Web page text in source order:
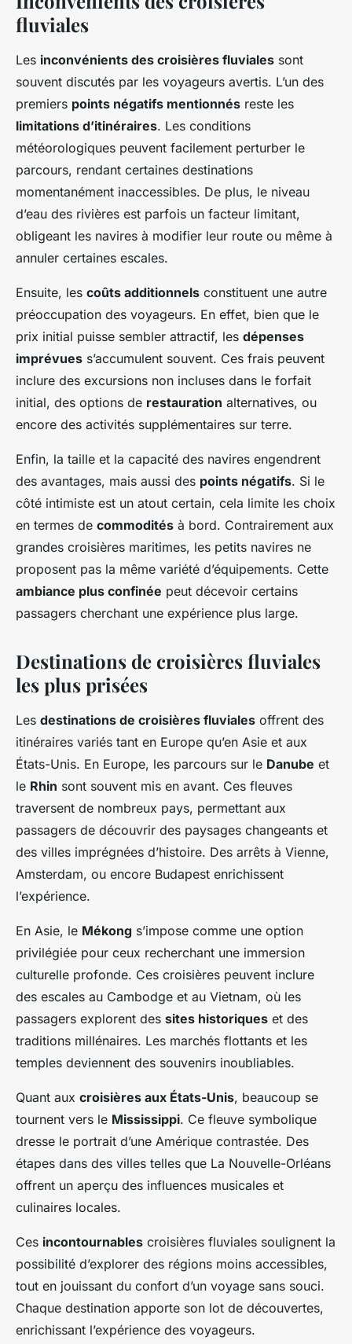
fluviales
Les inconvénients des croisières fluviales sont
souvent discutés par les voyageurs avertis. L’un des
premiers points négatifs mentionnés reste les
limitations d’itinéraires. Les conditions
météorologiques peuvent facilement perturber le
parcours, rendant certaines destinations
momentanément inaccessibles. De plus, le niveau
d’eau des rivières est parfois un facteur limitant,
obligeant les navires à modifier leur route ou même à
annuler certaines escales.
Ensuite, les coûts additionnels constituent une autre
préoccupation des voyageurs. En effet, bien que le
prix initial puisse sembler attractif, les dépenses
imprévues s’accumulent souvent. Ces frais peuvent
inclure des excursions non incluses dans le forfait
initial, des options de restauration alternatives, ou
encore des activités supplémentaires sur terre.
Enfin, la taille et la capacité des navires engendrent
des avantages, mais aussi des points négatifs. Si le
côté intimiste est un atout certain, cela limite les choix
en termes de commodités à bord. Contrairement aux
grandes croisières maritimes, les petits navires ne
proposent pas la même variété d’équipements. Cette
ambiance plus confinée peut décevoir certains
passagers cherchant une expérience plus large.
Destinations de croisières fluviales
les plus prisées
Les destinations de croisières fluviales offrent des
itinéraires variés tant en Europe qu’en Asie et aux
États-Unis. En Europe, les parcours sur le Danube et
le Rhin sont souvent mis en avant. Ces fleuves
traversent de nombreux pays, permettant aux
passagers de découvrir des paysages changeants et
des villes imprégnées d’histoire. Des arrêts à Vienne,
Amsterdam, ou encore Budapest enrichissent
l’expérience.
En Asie, le Mékong s’impose comme une option
privilégiée pour ceux recherchant une immersion
culturelle profonde. Ces croisières peuvent inclure
des escales au Cambodge et au Vietnam, où les
passagers explorent des sites historiques et des
traditions millénaires. Les marchés flottants et les
temples deviennent des souvenirs inoubliables.
Quant aux croisières aux États-Unis, beaucoup se
tournent vers le Mississippi. Ce fleuve symbolique
dresse le portrait d’une Amérique contrastée. Des
étapes dans des villes telles que La Nouvelle-Orléans
offrent un aperçu des influences musicales et
culinaires locales.
Ces incontournables croisières fluviales soulignent la
possibilité d’explorer des régions moins accessibles,
tout en jouissant du confort d’un voyage sans souci.
Chaque destination apporte son lot de découvertes,
enrichissant l’expérience des voyageurs.